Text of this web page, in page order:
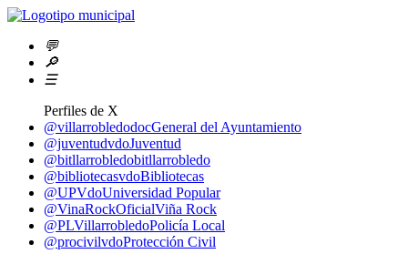
💬
🔎
☰
Perfiles de X
@villarrobledodocGeneral del Ayuntamiento
@juventudvdoJuventud
@bitllarrobledobitllarrobledo
@bibliotecasvdoBibliotecas
@UPVdoUniversidad Popular
@VinaRockOficialViña Rock
@PLVillarrobledoPolicía Local
@procivilvdoProtección Civil